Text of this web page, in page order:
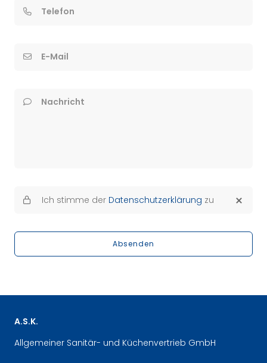
Telefon
E-Mail
Nachricht
Ich stimme der Datenschutzerklärung zu
Absenden
A.S.K.
Allgemeiner Sanitär- und Küchenvertrieb GmbH